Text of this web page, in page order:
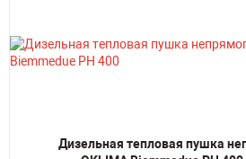
Дизельная тепловая пушка